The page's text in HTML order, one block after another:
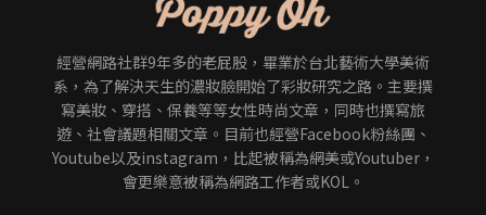
經營網路社群9年多的老屁股，畢業於台北藝術大學美術
系，為了解決天生的濃妝臉開始了彩妝研究之路。主要撰
寫美妝、穿搭、保養等等女性時尚文章，同時也撰寫旅
遊、社會議題相關文章。目前也經營Facebook粉絲團、
Youtube以及instagram，比起被稱為網美或Youtuber，
會更樂意被稱為網路工作者或KOL。